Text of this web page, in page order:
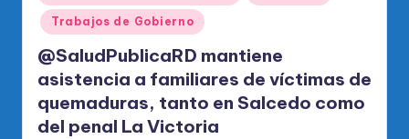
en
Trabajos de Gobierno
@SaludPublicaRD mantiene
asistencia a familiares de víctimas de
quemaduras, tanto en Salcedo como
del penal La Victoria